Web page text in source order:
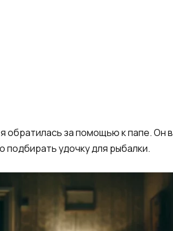
за помощью к папе. Он
подбирать удочку для рыбалки.